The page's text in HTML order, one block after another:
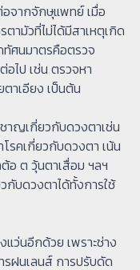
จากจักษุแพทย์ เมื่อ
ามัวที่ไม่ได้มีสาเหตุเกิด
ศนมาตรคือตรวจ
อไป เช่น ตรวจหา
าเอียง เป็นต้น
าญเกี่ยวกับดวงตาเช่น
รคเกี่ยวกับดวงตา เน้น
อ ต วุ้นตาเสื่อม ฯลฯ
กับดวงตาได้ทั้งการใช้
ว่นอีกด้วย เพราะช่าง
ฝนเลนส์ การปรับดัด